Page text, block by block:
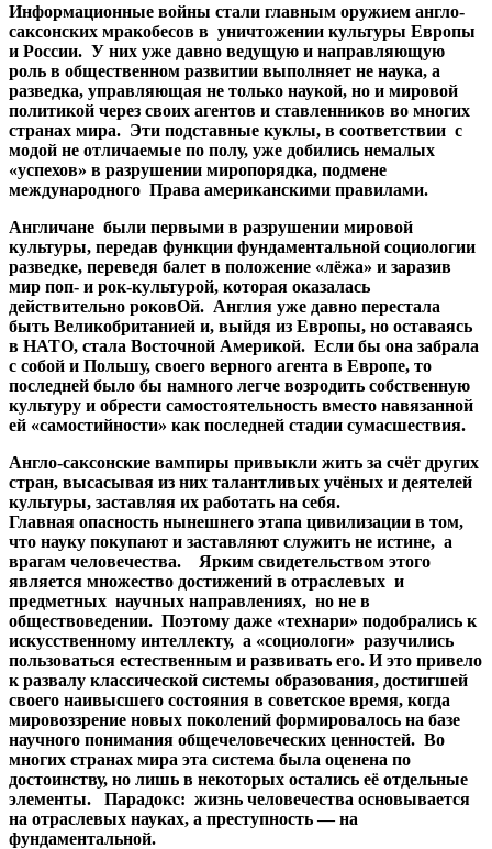
Информационные войны стали главным оружием англо-
саксонских мракобесов в уничтожении культуры Европы
и России. У них уже давно ведущую и направляющую
роль в общественном развитии выполняет не наука, а
разведка, управляющая не только наукой, но и мировой
политикой через своих агентов и ставленников во многих
странах мира. Эти подставные куклы, в соответствии с
модой не отличаемые по полу, уже добились немалых
«успехов» в разрушении миропорядка, подмене
международного Права американскими правилами.
Англичане были первыми в разрушении мировой
культуры, передав функции фундаментальной социологии
разведке, переведя балет в положение «лёжа» и заразив
мир поп- и рок-культурой, которая оказалась
действительно роковОй. Англия уже давно перестала
быть Великобританией и, выйдя из Европы, но оставаясь
в НАТО, стала Восточной Америкой. Если бы она забрала
с собой и Польшу, своего верного агента в Европе, то
последней было бы намного легче возродить собственную
культуру и обрести самостоятельность вместо навязанной
ей «самостийности» как последней стадии сумасшествия.
Англо-саксонские вампиры привыкли жить за счёт других
стран, высасывая из них талантливых учёных и деятелей
культуры, заставляя их работать на себя.
Главная опасность нынешнего этапа цивилизации в том,
что науку покупают и заставляют служить не истине, а
врагам человечества. Ярким свидетельством этого
является множество достижений в отраслевых и
предметных научных направлениях, но не в
обществоведении. Поэтому даже «технари» подобрались к
искусственному интеллекту, а «социологи» разучились
пользоваться естественным и развивать его. И это привело
к развалу классической системы образования, достигшей
своего наивысшего состояния в советское время, когда
мировоззрение новых поколений формировалось на базе
научного понимания общечеловеческих ценностей. Во
многих странах мира эта система была оценена по
достоинству, но лишь в некоторых остались её отдельные
элементы. Парадокс: жизнь человечества основывается
на отраслевых науках, а преступность — на
фундаментальной.